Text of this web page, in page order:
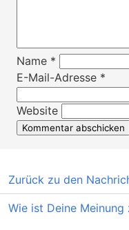
Name *
E-Mail-Adresse *
Website
Zurück zu den
Wie ist Deine Meinung